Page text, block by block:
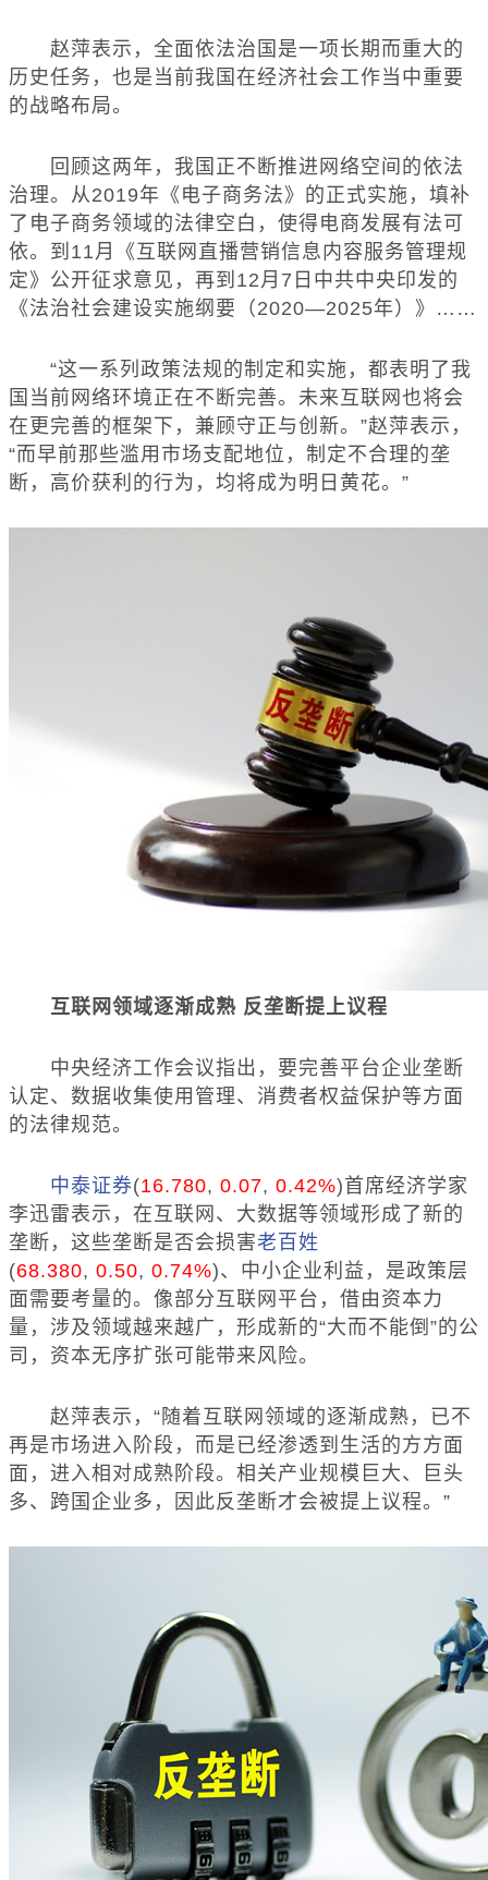
赵萍表示，全面依法治国是一项长期而重大的
历史任务，也是当前我国在经济社会工作当中重要
的战略布局。
回顾这两年，我国正不断推进网络空间的依法
治理。从2019年《电子商务法》的正式实施，填补
了电子商务领域的法律空白，使得电商发展有法可
依。到11月《互联网直播营销信息内容服务管理规
定》公开征求意见，再到12月7日中共中央印发的
《法治社会建设实施纲要（2020—2025年）》……
“这一系列政策法规的制定和实施，都表明了我
国当前网络环境正在不断完善。未来互联网也将会
在更完善的框架下，兼顾守正与创新。”赵萍表示，
“而早前那些滥用市场支配地位，制定不合理的垄
断，高价获利的行为，均将成为明日黄花。”
互联网领域逐渐成熟 反垄断提上议程
中央经济工作会议指出，要完善平台企业垄断
认定、数据收集使用管理、消费者权益保护等方面
的法律规范。
中泰证券(16.780, 0.07, 0.42%)首席经济学家
李迅雷表示，在互联网、大数据等领域形成了新的
垄断，这些垄断是否会损害老百姓
(68.380, 0.50, 0.74%)、中小企业利益，是政策层
面需要考量的。像部分互联网平台，借由资本力
量，涉及领域越来越广，形成新的“大而不能倒”的公
司，资本无序扩张可能带来风险。
赵萍表示，“随着互联网领域的逐渐成熟，已不
再是市场进入阶段，而是已经渗透到生活的方方面
面，进入相对成熟阶段。相关产业规模巨大、巨头
多、跨国企业多，因此反垄断才会被提上议程。”